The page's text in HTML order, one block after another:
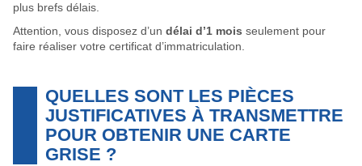
plus brefs délais.
Attention, vous disposez d’un délai d’1 mois seulement pour
faire réaliser votre certificat d’immatriculation.
QUELLES SONT LES PIÈCES
JUSTIFICATIVES À TRANSMETTRE
POUR OBTENIR UNE CARTE
GRISE ?